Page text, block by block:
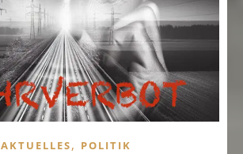
AKTUELLES, POLITIK